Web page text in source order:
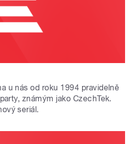
u nás od roku 1994 pravidelně
známým jako CzechTek.
seriál.